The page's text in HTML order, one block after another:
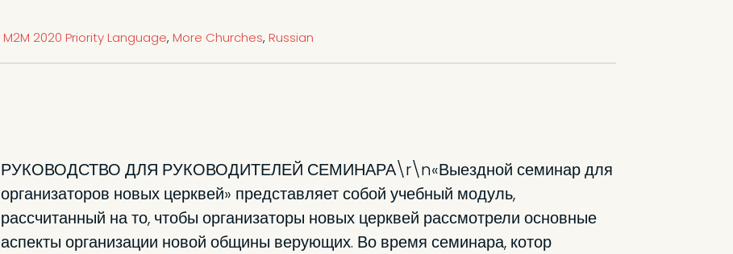
M2M 2020 Priority Language, More Churches, Russian
РУКОВОДСТВО ДЛЯ РУКОВОДИТЕЛЕЙ СЕМИНАРА\r\n«Выездной семинар для
организаторов новых церквей» представляет собой учебный модуль,
рассчитанный на то, чтобы организаторы новых церквей рассмотрели основные
аспекты организации новой общины верующих. Во время семинара, котор